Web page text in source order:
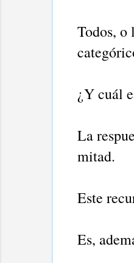
Todos, o
¿Y cuál
La
mitad.
Este
Es,